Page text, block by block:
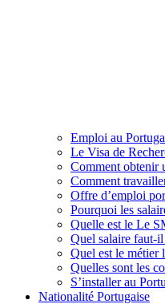
Emploi au
Le Visa de
Comment obtenir
Comment
Offre d’emploi
Pourquoi les
Quelle est le Le
Quel salaire faut-
Quel est le métier
Quelles sont les
S’installer au
Nationalité Portugaise